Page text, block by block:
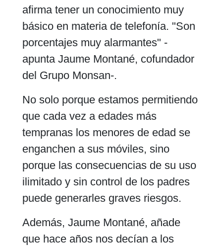
afirma tener un conocimiento muy
básico en materia de telefonía. "Son
porcentajes muy alarmantes" -
apunta Jaume Montané, cofundador
del Grupo Monsan-.
No solo porque estamos permitiendo
que cada vez a edades más
tempranas los menores de edad se
enganchen a sus móviles, sino
porque las consecuencias de su uso
ilimitado y sin control de los padres
puede generarles graves riesgos.
Además, Jaume Montané, añade
que hace años nos decían a los